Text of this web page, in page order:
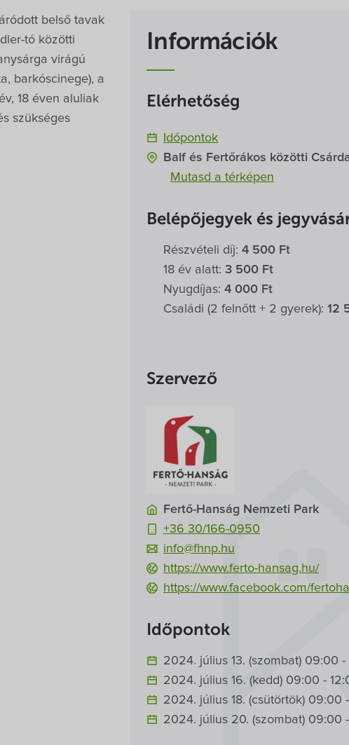
belső tavak
tó közötti
virágú
barkóscinege), a
18 éven aluliak
szükséges
Információk
Elérhetőség
Időpontok
Balf és Fertőrákos közötti
Mutasd a térképen
Belépőjegyek és
Részvételi díj: 4 500 Ft
18 év alatt: 3 500 Ft
Nyugdíjas: 4 000 Ft
Családi (2 felnőtt + 2 gyerek): 12
Szervező
Fertő-Hanság Nemzeti Park
+36 30/166-0950
info@fhnp.hu
https://www.ferto-hansag.hu/
https://www.facebook.com/
Időpontok
2024. július 13. (szombat) 09:00 -
2024. július 16. (kedd) 09:00 -
2024. július 18. (csütörtök) 09:00
2024. július 20. (szombat) 09:00